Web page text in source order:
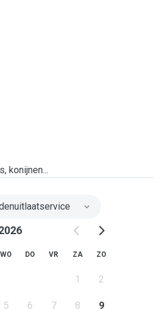
konijnen...
WO DO VR ZA ZO
1 2
5 6 7 8 9